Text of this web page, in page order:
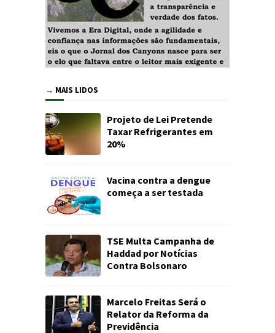
→ MAIS LIDOS
Projeto de Lei Pretende
Taxar Refrigerantes em
20%
Vacina contra a dengue
começa a ser testada
TSE Multa Campanha de
Haddad por Notícias
Contra Bolsonaro
Marcelo Freitas Será o
Relator da Reforma da
Previdência